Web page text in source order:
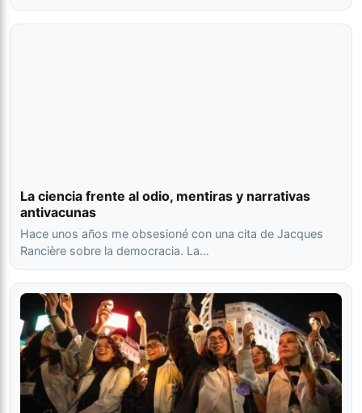
La ciencia frente al odio, mentiras y narrativas
antivacunas
Hace unos años me obsesioné con una cita de Jacques
Rancière sobre la democracia. La…